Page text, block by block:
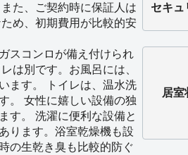
た、ご契約時に保証人は
め、初期費用が比較的安
セキュ
スコンロが備え付けられ
は別です。お風呂には、
ます。 トイレは、温水洗
。 女性に嬉しい設備の独
す。 洗濯に便利な設備と
ります。浴室乾燥機も設
の生乾き臭も比較的防ぐ
居室